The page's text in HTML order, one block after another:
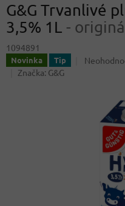
G&G Trvanlivé
3,5% 1L -
1094891
Novinka Tip
Průměrné
hvězdiček.
Značka: G&G